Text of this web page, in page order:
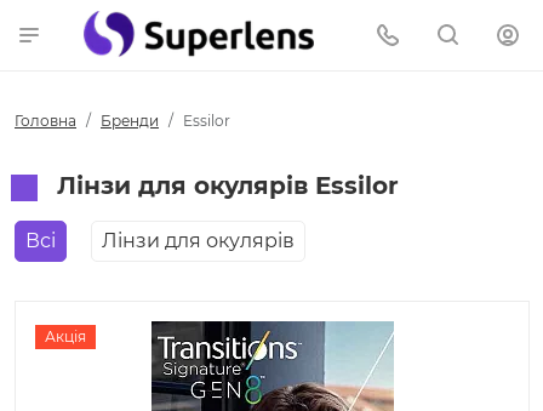
Головна Бренди Essilor
Лінзи для окулярів Essilor
Всі Лінзи для окулярів
Акція